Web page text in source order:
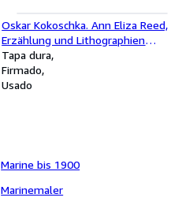
Oskar Kokoschka. Ann Eliza Reed,
Erzählung und Lithographien
[signiert von Oskar Kokoschka]
Tapa dura
Firmado
Usado
Marine bis 1900
Marinemaler